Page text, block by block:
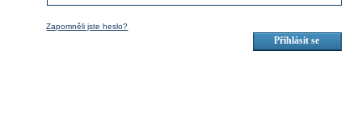
Zapomněli jste heslo?